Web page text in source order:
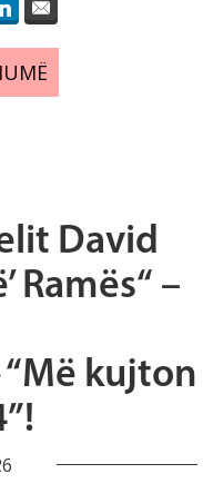
David
Ramës“ –
kujton